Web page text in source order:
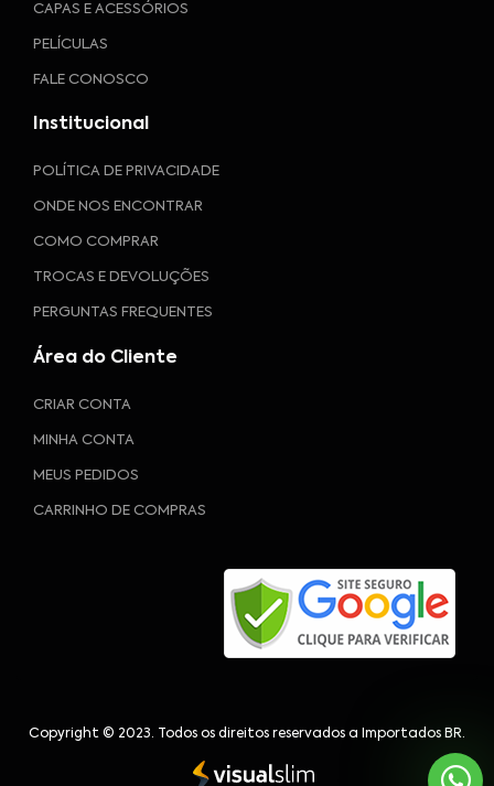
CAPAS E ACESSÓRIOS
PELÍCULAS
FALE CONOSCO
Institucional
POLÍTICA DE PRIVACIDADE
ONDE NOS ENCONTRAR
COMO COMPRAR
TROCAS E DEVOLUÇÕES
PERGUNTAS FREQUENTES
Área do Cliente
CRIAR CONTA
MINHA CONTA
MEUS PEDIDOS
CARRINHO DE COMPRAS
Copyright © 2023. Todos os direitos reservados a Importados BR.